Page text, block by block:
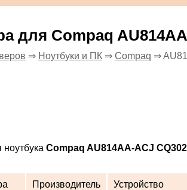
для Compaq
⇒ Ноутбуки и ПК ⇒ Compaq ⇒
Compaq AU814AA-ACJ
Производитель Устройство